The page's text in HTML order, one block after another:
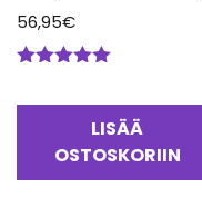
56,95€
LISÄÄ
OSTOSKORIIN